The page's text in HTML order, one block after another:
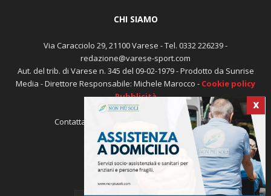
X
CHI SIAMO
Via Caracciolo 29, 21100 Varese - Tel. 0332 226239 -
redazione@varese-sport.com
Aut. del trib. di Varese n. 345 del 09-02-1979 - Prodotto da Sunrise
Media - Direttore Responsabile: Michele Marocco - Cookie policy
Pubblicità
Contattaci: redazione@varese-sport.com
SEGUICI